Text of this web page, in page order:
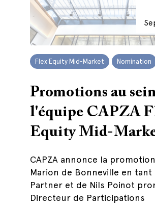
Flex Equity Mid-Market Nomination
Promotions au
l'équipe CAPZA
Equity Mid-
CAPZA annonce la
Marion de Bonneville en tant
Partner et de Nils Poinot
Directeur de Participations